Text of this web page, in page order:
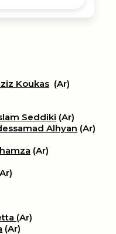
Koukas (Ar)
Seddiki (Ar)
Alhyan (Ar)
(Ar)
(Ar)
(Ar)